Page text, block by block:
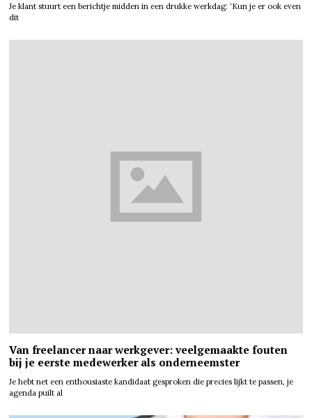
Je klant stuurt een berichtje midden in een drukke werkdag: ‘Kun je er ook even
dit
Van freelancer naar werkgever: veelgemaakte fouten
bij je eerste medewerker als onderneemster
Je hebt net een enthousiaste kandidaat gesproken die precies lijkt te passen, je
agenda puilt al